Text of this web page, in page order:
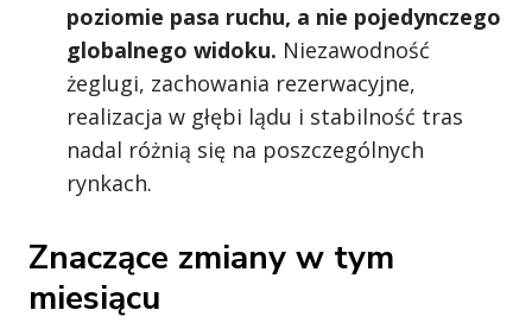
poziomie pasa ruchu, a nie pojedynczego
globalnego widoku. Niezawodność
żeglugi, zachowania rezerwacyjne,
realizacja w głębi lądu i stabilność tras
nadal różnią się na poszczególnych
rynkach.
Znaczące zmiany w tym
miesiącu